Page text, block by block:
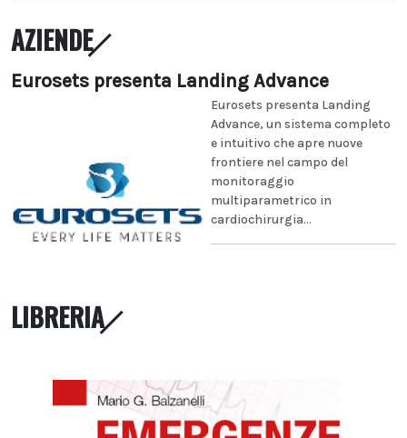
AZIENDE
Eurosets presenta Landing Advance
Eurosets presenta Landing
Advance, un sistema completo
e intuitivo che apre nuove
frontiere nel campo del
monitoraggio
multiparametrico in
cardiochirurgia...
LIBRERIA